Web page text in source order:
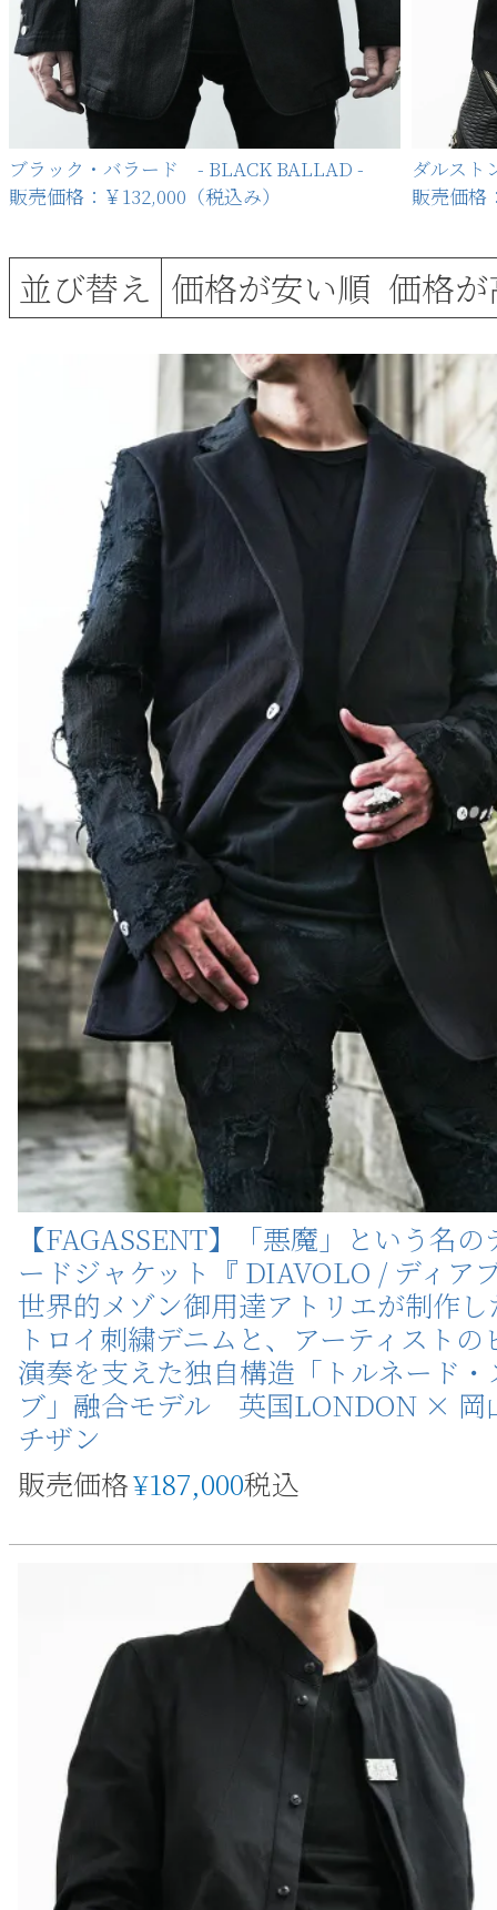
ブラック・バラード - BLACK BALLAD -
販売価格：￥132,000（税込み）
ダルス
販売価格
並び替え 価格が安い順 価格
【FAGASSENT】「悪魔」という名
ードジャケット『 DIAVOLO / ディア
世界的メゾン御用達アトリエが制作し
トロイ刺繍デニムと、アーティストの
演奏を支えた独自構造「トルネード
ブ」融合モデル 英国LONDON × 岡
チザン
販売価格¥187,000税込